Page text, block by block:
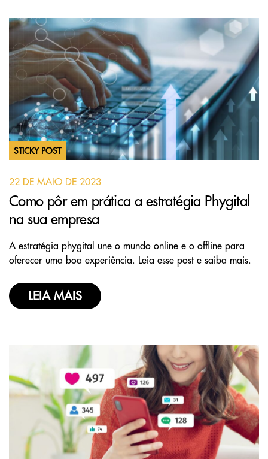
STICKY POST
22 DE MAIO DE 2023
Como pôr em prática a estratégia Phygital
na sua empresa
A estratégia phygital une o mundo online e o offline para
oferecer uma boa experiência. Leia esse post e saiba mais.
LEIA MAIS